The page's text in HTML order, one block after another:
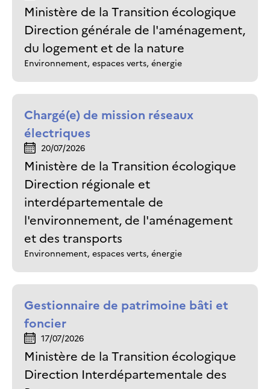
Ministère de la Transition écologique
Direction générale de l'aménagement,
du logement et de la nature
Environnement, espaces verts, énergie
Chargé(e) de mission réseaux
électriques
20/07/2026
Ministère de la Transition écologique
Direction régionale et
interdépartementale de
l'environnement, de l'aménagement
et des transports
Environnement, espaces verts, énergie
Gestionnaire de patrimoine bâti et
foncier
17/07/2026
Ministère de la Transition écologique
Direction Interdépartementale des